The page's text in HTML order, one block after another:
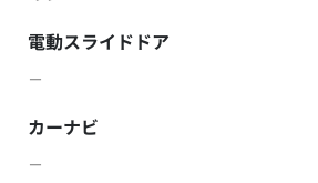
電動スライドドア
－
カーナビ
－